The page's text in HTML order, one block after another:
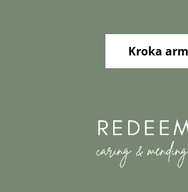
Kroka arm